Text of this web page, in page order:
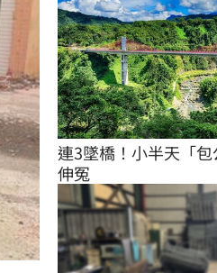
連3墜橋！小半天「
伸冤